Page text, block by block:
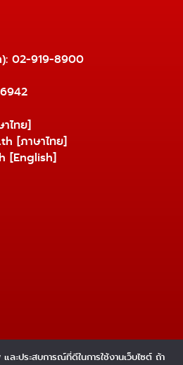
02-919-8900
ไทย]
[ภาษาไทย]
[English]
ละประสบการณ์ที่ดีในการใช้งานเว็บไซต์ ถ้า
1